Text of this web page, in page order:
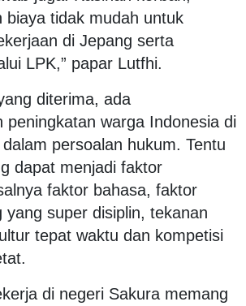
biaya tidak mudah untuk
di Jepang serta
LPK,” papar Lutfhi.
diterima, ada
peningkatan warga Indonesia di
persoalan hukum. Tentu
dapat menjadi faktor
faktor bahasa, faktor
yang super disiplin, tekanan
tepat waktu dan kompetisi
di negeri Sakura memang